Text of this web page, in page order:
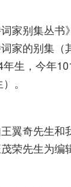
词家别集丛
家的别集（
生，今年
。
翼奇先生和
荣先生为编